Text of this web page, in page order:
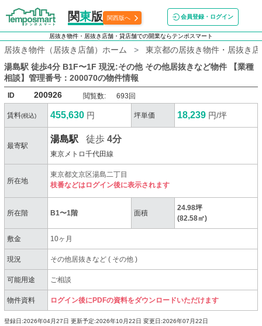
関東版 関西版へ 会員登録・ログイン
居抜き物件・居抜き店舗・貸店舗での開業ならテンポスマート
居抜き物件（居抜き店舗）ホーム
東京都の居抜き物件・居抜き
湯島駅 徒歩4分 B1F〜1F 現況:その他 その他居抜きなど物件 【業種
相談】管理番号：200070の物件情報
ID 200926 閲覧数: 693回
賃料(税込) 455,630 円 坪単価 18,239 円/坪
最寄駅
湯島駅 徒歩4分
東京メトロ千代田線
所在地
東京都文京区湯島二丁目
枝番などはログイン後に表示されます
所在階 B1〜1階 面積
24.98坪
(82.58㎡)
敷金 10ヶ月
現況 その他居抜きなど( その他)
可能用途 ご相談
物件資料 ログイン後にPDFの資料をダウンロードいただけます
登録日:2026年04月27日 更新予定:2026年10月22日 変更日:2026年07月22日